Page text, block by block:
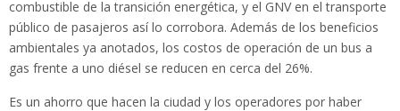
combustible de la transición energética, y el GNV en el transporte
público de pasajeros así lo corrobora. Además de los beneficios
ambientales ya anotados, los costos de operación de un bus a
gas frente a uno diésel se reducen en cerca del 26%.
Es un ahorro que hacen la ciudad y los operadores por haber